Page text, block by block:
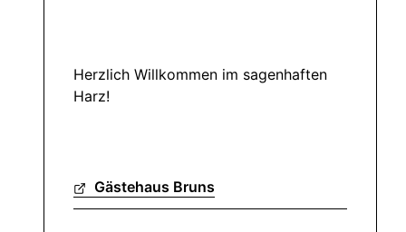
Herzlich Willkommen im sagenhaften
Harz!
Gästehaus Bruns